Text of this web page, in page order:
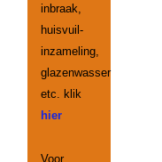
inbraak,
huisvuil-
inzameling,
glazenwasser
etc. klik
hier
Voor